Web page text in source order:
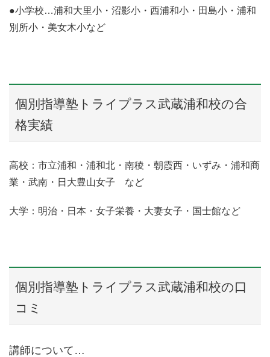
●小学校…浦和大里小・沼影小・西浦和小・田島小・浦和
別所小・美女木小など
個別指導塾トライプラス武蔵浦和校の合
格実績
高校：市立浦和・浦和北・南稜・朝霞西・いずみ・浦和商
業・武南・日大豊山女子 など
大学：明治・日本・女子栄養・大妻女子・国士館など
個別指導塾トライプラス武蔵浦和校の口
コミ
講師について…